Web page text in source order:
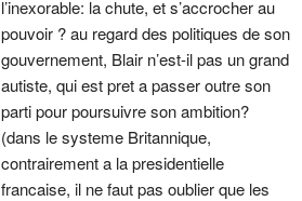
l’inexorable: la chute, et s’accrocher au
pouvoir ? au regard des politiques de son
gouvernement, Blair n’est-il pas un grand
autiste, qui est pret a passer outre son
parti pour poursuivre son ambition?
(dans le systeme Britannique,
contrairement a la presidentielle
francaise, il ne faut pas oublier que les